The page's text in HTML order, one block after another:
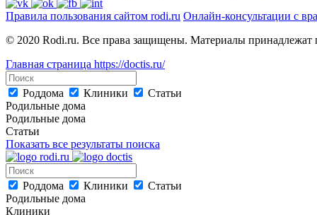
Правила пользования сайтом rodi.ru Онлайн-консультации с
© 2020 Rodi.ru. Все права защищены. Материалы принадлежат
Главная страница https://doctis.ru/
Роддома Клиники
Статьи
Родильные дома
Родильные дома
Статьи
Показать все результаты поиска
Роддома Клиники
Статьи
Родильные дома
Клиники